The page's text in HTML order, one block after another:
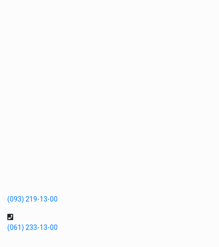
(093) 219-13-00
(061) 233-13-00